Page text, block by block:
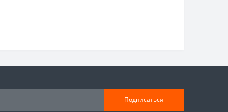
Подписаться